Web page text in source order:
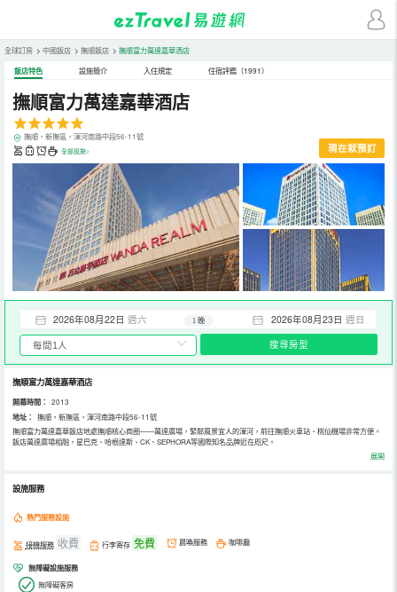
全球訂房 > 中國飯店 > 撫順飯店 > 撫順富力萬達嘉華酒店
飯店特色 設施簡介 入住規定 住宿評鑑（1991）
撫順富力萬達嘉華酒店
撫順，新撫區，渾河南路中段56-11號
全部設施> 現在就預訂
2026年08月22日 週六 2026年08月23日 週日
1 晚
搜尋房型
撫順富力萬達嘉華酒店
開幕時間： 2013
地址：
撫順，新撫區，渾河南路中段56-11號
撫順富力萬達嘉華飯店地處撫順核心商圈——萬達廣場，緊鄰風景宜人的渾河，前往撫順火車站、桃仙機場非常方便。
飯店萬達廣場相融，星巴克、哈根達斯、CK、SEPHORA等國際知名品牌近在咫尺。
撫順萬達嘉華飯店是萬達集團旗下高星級飯店。入住與此，讓您感受嚮往已久的健康睡眠，“萬達嘉華之床”帶給您如置
廳奉上匯聚各國佳餚的自助大餐和招牌零點，還特別的提供24小時早餐、外帶早餐服務，讓您盡享舒適旅程。
展開
設施服務
熱門服務設施
接機服務 收費 行李寄存 免費 晨喚服務 咖啡廳
無障礙設施服務
無障礙客房